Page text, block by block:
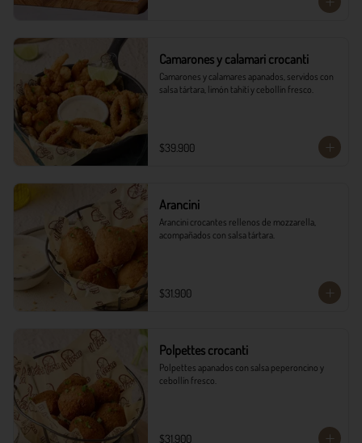
Camarones y calamari crocanti
Camarones y calamares apanados, servidos con
salsa tártara, limón tahití y cebollín fresco.
$39.900
Arancini
Arancini crocantes rellenos de mozzarella,
acompañados con salsa tártara.
$31.900
Polpettes crocanti
Polpettes apanados con salsa peperoncino y
cebollín fresco.
$31.900